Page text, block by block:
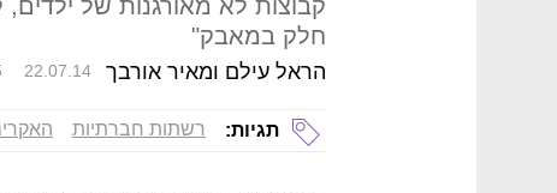
חלק במאבק"
הראל עילם ומאיר אורבך 22.07.14
תגיות: רשתות חברתיות